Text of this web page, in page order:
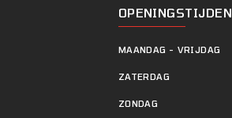
OPENINGSTIJDEN
MAANDAG - VRIJDAG
ZATERDAG
ZONDAG